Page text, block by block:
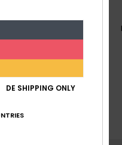
75% recycelten
entspricht dem
im Vergleich
DE SHIPPING ONLY